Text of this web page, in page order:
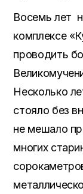
Восемь лет
комплексе
проводить
Несколько
стояло без
не мешало
многих